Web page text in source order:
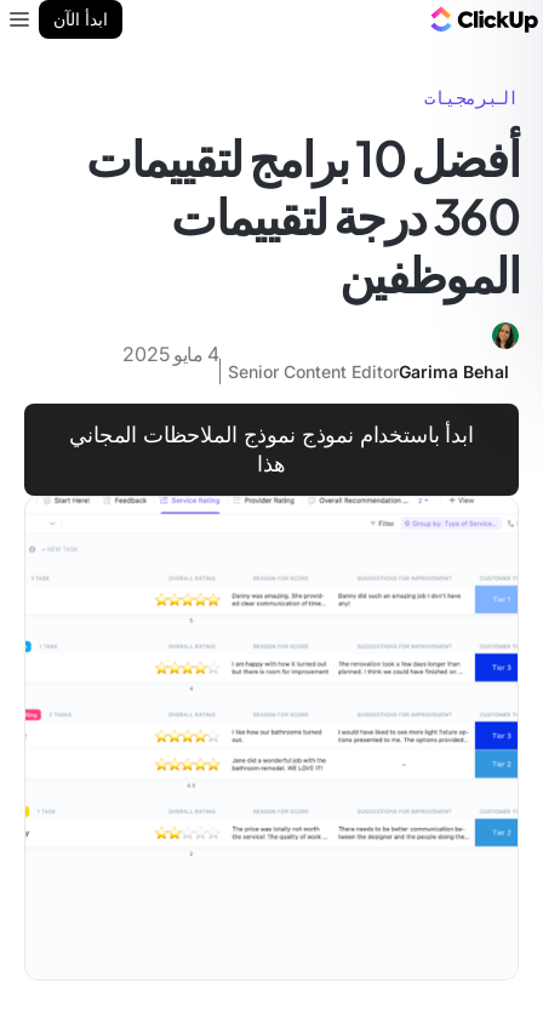
ابدأ الآن
البرمجيات
أفضل 10 برامج لتقييمات
360 درجة لتقييمات
الموظفين
Garima Behal
Senior Content Editor
4 مايو 2025
ابدأ باستخدام نموذج نموذج الملاحظات المجاني
هذا